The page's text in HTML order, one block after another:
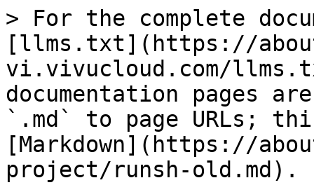
> For the complete
[llms.txt](https://
vi.vivucloud.com/
documentation pages
`.md` to page URLs;
[Markdown](https://
project/runsh-old.md).